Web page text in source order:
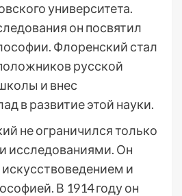
университета.
он посвятил
Флоренский стал
русской
и внес
в развитие этой науки.
не ограничился только
исследованиями. Он
и
В 1914 году он